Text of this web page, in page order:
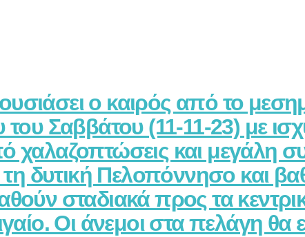
ο καιρός από το
Σαββάτου (11-11-23) με
χαλαζοπτώσεις και μεγάλη
τη δυτική Πελοπόννησο και
σταδιακά προς τα
Οι άνεμοι στα πελάγη θα